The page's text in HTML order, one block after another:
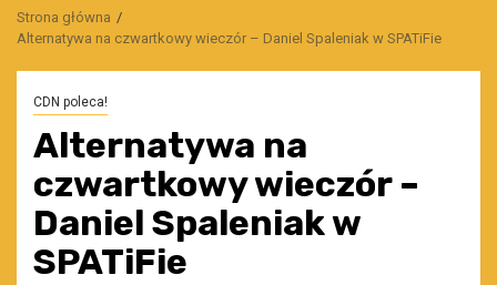
Strona główna
Alternatywa na czwartkowy wieczór – Daniel Spaleniak w SPATiFie
CDN poleca!
Alternatywa na
czwartkowy wieczór –
Daniel Spaleniak w
SPATiFie